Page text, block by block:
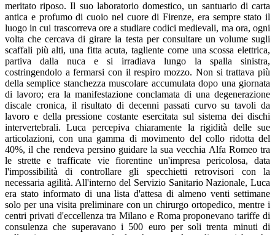
meritato riposo. Il suo laboratorio domestico, un santuario di carta
antica e profumo di cuoio nel cuore di Firenze, era sempre stato il
luogo in cui trascorreva ore a studiare codici medievali, ma ora, ogni
volta che cercava di girare la testa per consultare un volume sugli
scaffali più alti, una fitta acuta, tagliente come una scossa elettrica,
partiva dalla nuca e si irradiava lungo la spalla sinistra,
costringendolo a fermarsi con il respiro mozzo. Non si trattava più
della semplice stanchezza muscolare accumulata dopo una giornata
di lavoro; era la manifestazione conclamata di una degenerazione
discale cronica, il risultato di decenni passati curvo su tavoli da
lavoro e della pressione costante esercitata sul sistema dei dischi
intervertebrali. Luca percepiva chiaramente la rigidità delle sue
articolazioni, con una gamma di movimento del collo ridotta del
40%, il che rendeva persino guidare la sua vecchia Alfa Romeo tra
le strette e trafficate vie fiorentine un'impresa pericolosa, data
l'impossibilità di controllare gli specchietti retrovisori con la
necessaria agilità. All'interno del Servizio Sanitario Nazionale, Luca
era stato informato di una lista d'attesa di almeno venti settimane
solo per una visita preliminare con un chirurgo ortopedico, mentre i
centri privati d'eccellenza tra Milano e Roma proponevano tariffe di
consulenza che superavano i 500 euro per soli trenta minuti di